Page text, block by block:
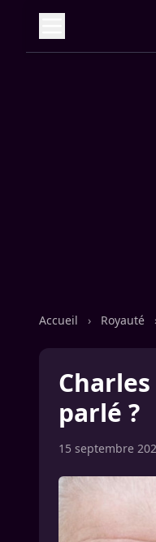
Accueil › Royauté
parlé ?
15 septembre